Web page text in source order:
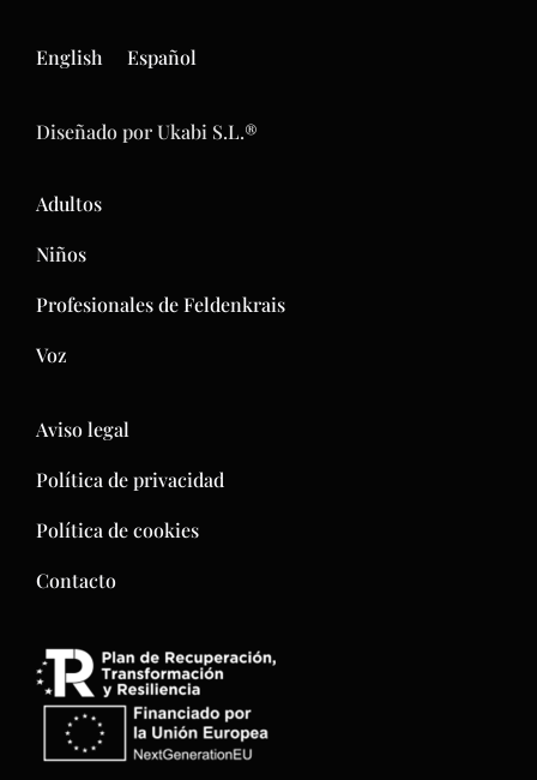
English Español
Diseñado por Ukabi S.L.®
Adultos
Niños
Profesionales de Feldenkrais
Voz
Aviso legal
Política de privacidad
Política de cookies
Contacto